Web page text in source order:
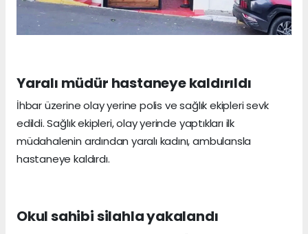
Yaralı müdür hastaneye kaldırıldı
İhbar üzerine olay yerine polis ve sağlık ekipleri sevk
edildi. Sağlık ekipleri, olay yerinde yaptıkları ilk
müdahalenin ardından yaralı kadını, ambulansla
hastaneye kaldırdı.
Okul sahibi silahla yakalandı